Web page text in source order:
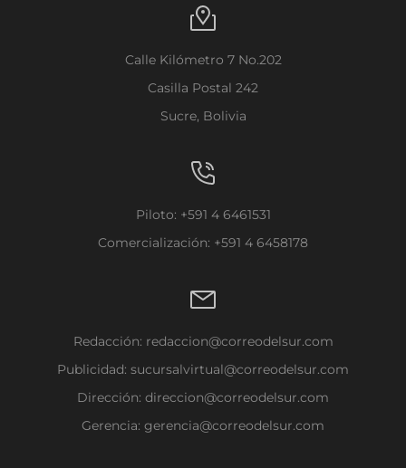
Calle Kilómetro 7 No.202
Casilla Postal 242
Sucre, Bolivia
Piloto: +591 4 6461531
Comercialización: +591 4 6458178
Redacción: redaccion@correodelsur.com
Publicidad: sucursalvirtual@correodelsur.com
Dirección: direccion@correodelsur.com
Gerencia: gerencia@correodelsur.com